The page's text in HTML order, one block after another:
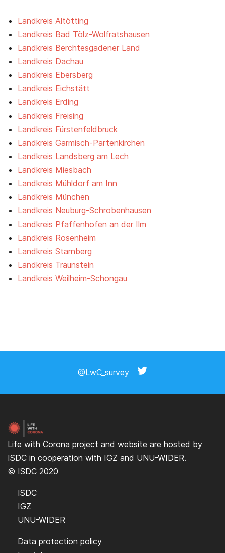
Landkreis Altötting
Landkreis Bad Tölz-Wolfratshausen
Landkreis Berchtesgadener Land
Landkreis Dachau
Landkreis Ebersberg
Landkreis Eichstätt
Landkreis Erding
Landkreis Freising
Landkreis Fürstenfeldbruck
Landkreis Garmisch-Partenkirchen
Landkreis Landsberg am Lech
Landkreis Miesbach
Landkreis Mühldorf am Inn
Landkreis München
Landkreis Neuburg-Schrobenhausen
Landkreis Pfaffenhofen an der Ilm
Landkreis Rosenheim
Landkreis Starnberg
Landkreis Traunstein
Landkreis Weilheim-Schongau
@LwC_survey
Life with Corona project and website are hosted by
ISDC in cooperation with IGZ and UNU-WIDER.
© ISDC 2020
ISDC
IGZ
UNU-WIDER
Data protection policy